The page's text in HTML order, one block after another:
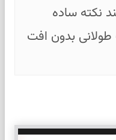
نکته ساده
بدون افت